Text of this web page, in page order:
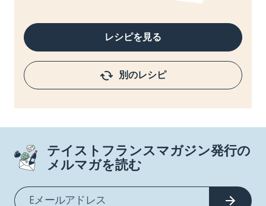
レシピを見る
別のレシピ
テイストフランスマガジン発行の
メルマガを読む